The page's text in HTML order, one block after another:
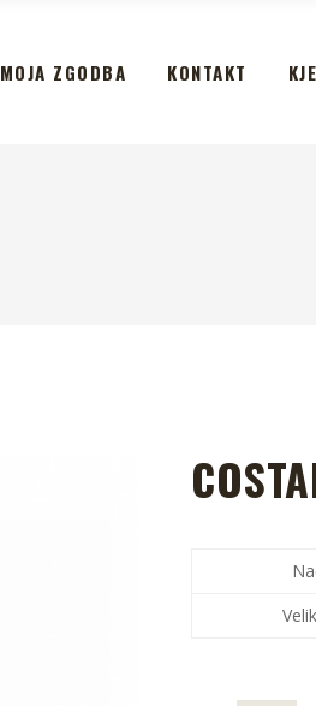
MOJA ZGODBA KONTAKT